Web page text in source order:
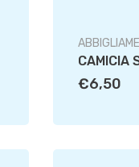
CAMICIA
€6,50